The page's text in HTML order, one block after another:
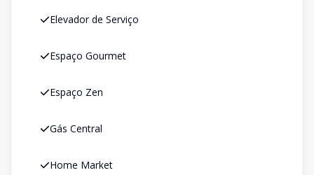
Elevador de Serviço
Espaço Gourmet
Espaço Zen
Gás Central
Home Market